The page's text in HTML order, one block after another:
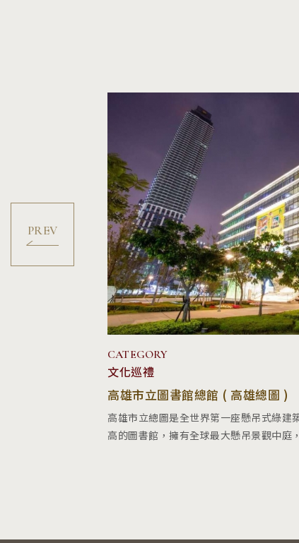
CATEGORY
文化巡禮
高雄市立圖書館總館 ( 高雄總圖 )
高雄市立總圖是全世界第一座懸吊式綠建
高的圖書館，擁有全球最大懸吊景觀中庭